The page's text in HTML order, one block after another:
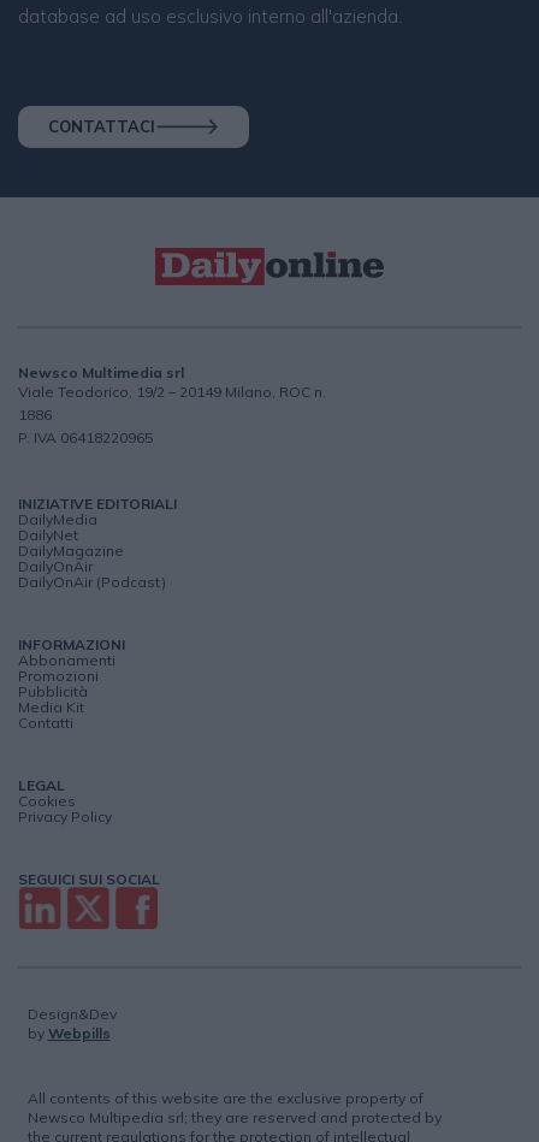
database ad uso esclusivo interno all'azienda.
CONTATTACI
Newsco Multimedia srl
Viale Teodorico, 19/2 – 20149 Milano, ROC n.
1886
P. IVA 06418220965
INIZIATIVE EDITORIALI
DailyMedia
DailyNet
DailyMagazine
DailyOnAir
DailyOnAir (Podcast)
INFORMAZIONI
Abbonamenti
Promozioni
Pubblicità
Media Kit
Contatti
LEGAL
Cookies
Privacy Policy
SEGUICI SUI SOCIAL
Design&Dev
by Webpills
All contents of this website are the exclusive property of
Newsco Multipedia srl; they are reserved and protected by
the current regulations for the protection of intellectual